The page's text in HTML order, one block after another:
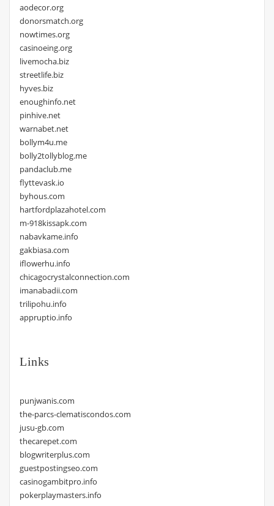
aodecor.org
donorsmatch.org
nowtimes.org
casinoeing.org
livemocha.biz
streetlife.biz
hyves.biz
enoughinfo.net
pinhive.net
warnabet.net
bollym4u.me
bolly2tollyblog.me
pandaclub.me
flyttevask.io
byhous.com
hartfordplazahotel.com
m-918kissapk.com
nabavkame.info
gakbiasa.com
iflowerhu.info
chicagocrystalconnection.com
imanabadii.com
trilipohu.info
appruptio.info
Links
punjwanis.com
the-parcs-clematiscondos.com
jusu-gb.com
thecarepet.com
blogwriterplus.com
guestpostingseo.com
casinogambitpro.info
pokerplaymasters.info